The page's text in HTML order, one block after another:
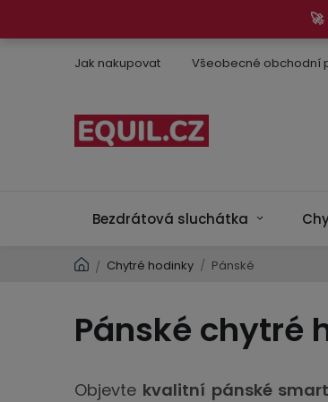
Jak nakupovat Všeobecné obchodní
Bezdrátová sluchátka
Domů
/ Chytré hodinky / Pánské
Pánské chytré
Objevte kvalitní pánské